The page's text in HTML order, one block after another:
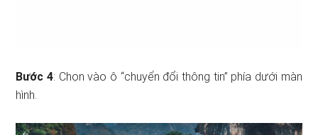
Bước 4: Chọn vào ô “chuyển đổi thông tin” phía dưới màn
hình.